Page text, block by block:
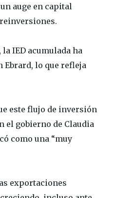
auge en capital
la IED acumulada ha
Ebrard, lo que refleja
este flujo de inversión
el gobierno de Claudia
como una “muy
exportaciones